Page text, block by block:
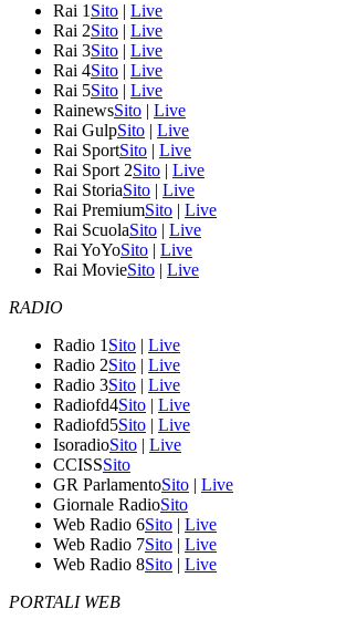
Rai 1 Sito | Live
Rai 2Sito | Live
Rai 3Sito | Live
Rai 4Sito | Live
Rai 5Sito | Live
RainewsSito | Live
Rai GulpSito | Live
Rai SportSito | Live
Rai Sport 2Sito | Live
Rai StoriaSito | Live
Rai PremiumSito | Live
Rai ScuolaSito | Live
Rai YoYoSito | Live
Rai MovieSito | Live
RADIO
Radio 1 Sito | Live
Radio 2Sito | Live
Radio 3Sito | Live
Radiofd4Sito | Live
Radiofd5Sito | Live
IsoradioSito | Live
CCISSSito
GR ParlamentoSito | Live
Giornale RadioSito
Web Radio 6Sito | Live
Web Radio 7Sito | Live
Web Radio 8Sito | Live
PORTALI WEB